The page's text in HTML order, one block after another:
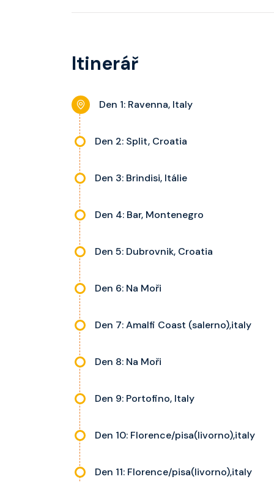
kategorie, fén, soukromou koupelnu se
dle kategorie kajuty.
Itinerář
Den 1: Ravenna, Italy
Den 2: Split, Croatia
Den 3: Brindisi, Itálie
Den 4: Bar, Montenegro
Den 5: Dubrovnik, Croatia
Den 6: Na Moři
Den 7: Amalfi Coast (salerno),italy
Den 8: Na Moři
Den 9: Portofino, Italy
Den 10: Florence/pisa(livorno),italy
Den 11: Florence/pisa(livorno),italy